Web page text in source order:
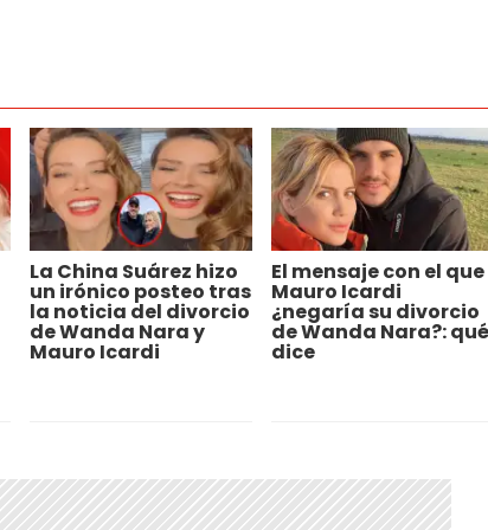
La China Suárez hizo
un irónico posteo tras
la noticia del divorcio
de Wanda Nara y
Mauro Icardi
El mensaje con el que
Mauro Icardi
¿negaría su divorcio
de Wanda Nara?: qué
dice